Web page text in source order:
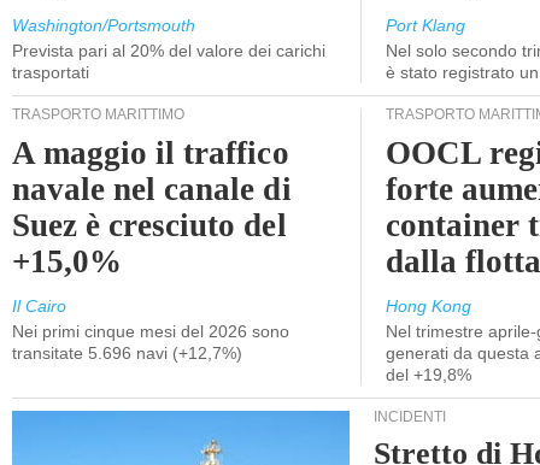
Washington/Portsmouth
Prevista pari al 20% del valore dei carichi
trasportati
Port Klang
Nel solo secondo
è stato registrato
TRASPORTO MARITTIMO
A maggio il traffico
navale nel canale di
Suez è cresciuto del
+15,0%
Il Cairo
Nei primi cinque mesi del 2026 sono
transitate 5.696 navi (+12,7%)
TRASPORTO
OOCL
forte
container
dalla
Hong Kong
Nel trimestre
generati da questa
del +19,8%
INCIDENTI
Stretto di